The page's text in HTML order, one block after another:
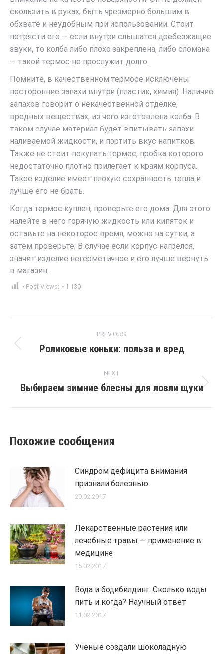
скользить в руках, быть чрезмерно большим в
обхвате и неудобным при использовании. Стоит
потрясти его — если внутри слышатся дребезжащие
звуки, то колба либо плохо закреплена, либо сломана
— такой термос не прослужит долго.
Помните, в качественном термосе исключены
посторонние запахи внутри (пластик, химия). Наличие
запахов говорит о некачественной отделке,
вредных веществах, из чего изготовлена колба. В
таком случае материал будет впитывать запахи
наливаемой жидкости, и портить вкус напитков.
Также не стоит покупать термос, пробка которого
недостаточно плотно прилегает к краям корпуса.
Такое изделие имеет плохую сохранность тепла и
лучше его не брать.
Когда термос куплен, проверьте его дома. Для этого
налейте в него горячую жидкость или кипяток и
оставьте на некоторое время, можно на сутки, а
затем проверьте. В случае если корпус нагрелся,
значит изделие негерметичное и его лучше вернуть
в магазин.
Post Views: 1 130
navigation
PREVIOUS
Previous
Роликовые коньки: польза и вред
NEXT
Next
Выбираем зимние блесны для ловли щуки
Похожие сообщения
Синдром дефицита внимания
признали болезнью
20.02.2017
Лекарственные растения или
лечебные травы — применение в
медицине
15.02.2017
Вода и бодибилдинг. Сколько воды
пить и когда? Научный ответ
11.02.2017
Ученые создали шоколадную